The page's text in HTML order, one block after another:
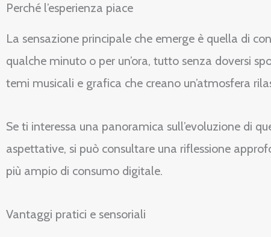
Perché l’esperienza piace
La sensazione principale che emerge è quella di
qualche minuto o per un’ora, tutto senza doversi
temi musicali e grafica che creano un’atmosfera
Se ti interessa una panoramica sull’evoluzione di
aspettative, si può consultare una riflessione
più ampio di consumo digitale.
Vantaggi pratici e sensoriali